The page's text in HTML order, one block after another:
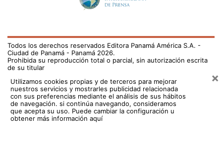
Todos los derechos reservados Editora Panamá América S.A. -
Ciudad de Panamá - Panamá 2026.
Prohibida su reproducción total o parcial, sin autorización escrita
de su titular
Utilizamos cookies propias y de terceros para mejorar
nuestros servicios y mostrarles publicidad relacionada
con sus preferencias mediante el análisis de sus hábitos
de navegación. si continúa navegando, consideramos
que acepta su uso. Puede cambiar la configuración u
obtener más información aquí
×